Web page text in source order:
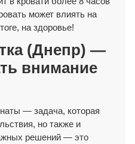
может влиять на
на здоровье!
(Днепр) —
внимание
— задача, которая
но также и
решений — это